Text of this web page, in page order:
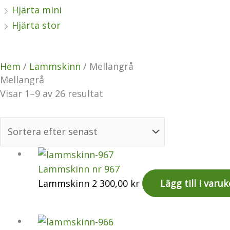
Hjärta mini
Hjärta stor
Hem / Lammskinn / Mellangrå
Mellangrå
Visar 1–9 av 26 resultat
Lammskinn nr 967
Lammskinn 2 300,00 kr Lägg till i